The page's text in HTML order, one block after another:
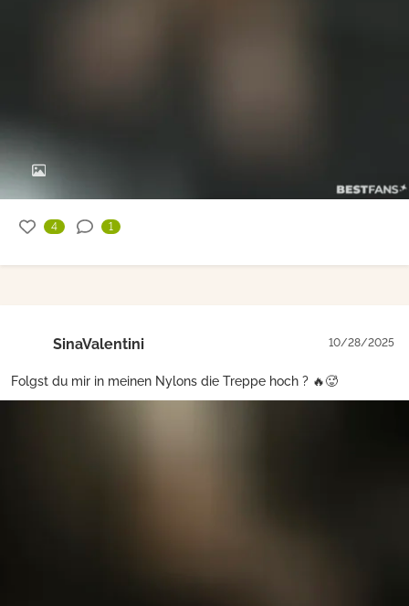
4 1
SinaValentini 10/28/2025
Folgst du mir in meinen Nylons die Treppe hoch ? 🔥🥵